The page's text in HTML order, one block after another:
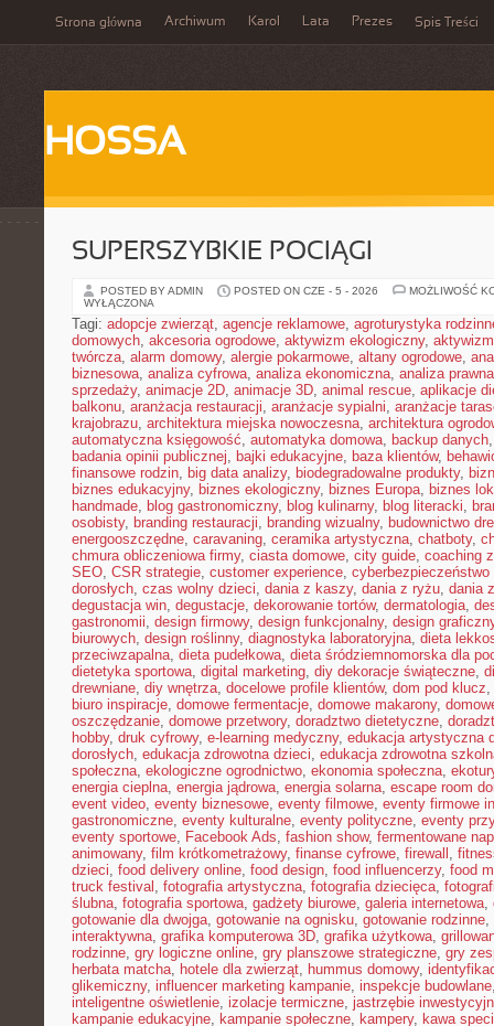
Strona główna Archiwum Karol Lata Prezes Spis Treści
HOSSA
SUPERSZYBKIE POCIĄGI
POSTED BY ADMIN POSTED ON CZE - 5 - 2026
MOŻLIWOŚĆ
WYŁĄCZONA
Tagi: adopcje zwierząt, agencje reklamowe, agroturystyka
domowych, akcesoria ogrodowe, aktywizm ekologiczny,
twórcza, alarm domowy, alergie pokarmowe, altany ogrodowe,
biznesowa, analiza cyfrowa, analiza ekonomiczna, analiza
sprzedaży, animacje 2D, animacje 3D, animal rescue, aplikacje
balkonu, aranżacja restauracji, aranżacje sypialni, aranżacje
krajobrazu, architektura miejska nowoczesna, architektura
automatyczna księgowość, automatyka domowa, backup danych
badania opinii publicznej, bajki edukacyjne, baza klientów,
finansowe rodzin, big data analizy, biodegradowalne produkty,
biznes edukacyjny, biznes ekologiczny, biznes Europa, biznes
handmade, blog gastronomiczny, blog kulinarny, blog literacki,
osobisty, branding restauracji, branding wizualny, budownictwo
energooszczędne, caravaning, ceramika artystyczna, chatboty,
chmura obliczeniowa firmy, ciasta domowe, city guide, coaching
SEO, CSR strategie, customer experience, cyberbezpieczeństwo
dorosłych, czas wolny dzieci, dania z kaszy, dania z ryżu, dania
degustacja win, degustacje, dekorowanie tortów, dermatologia,
gastronomii, design firmowy, design funkcjonalny, design
biurowych, design roślinny, diagnostyka laboratoryjna, dieta
przeciwzapalna, dieta pudełkowa, dieta śródziemnomorska dla
dietetyka sportowa, digital marketing, diy dekoracje świąteczne,
drewniane, diy wnętrza, docelowe profile klientów, dom pod klucz,
biuro inspiracje, domowe fermentacje, domowe makarony,
oszczędzanie, domowe przetwory, doradztwo dietetyczne,
hobby, druk cyfrowy, e-learning medyczny, edukacja artystyczna
dorosłych, edukacja zdrowotna dzieci, edukacja zdrowotna
społeczna, ekologiczne ogrodnictwo, ekonomia społeczna,
energia cieplna, energia jądrowa, energia solarna, escape room
event video, eventy biznesowe, eventy filmowe, eventy firmowe
gastronomiczne, eventy kulturalne, eventy polityczne, eventy
eventy sportowe, Facebook Ads, fashion show, fermentowane
animowany, film krótkometrażowy, finanse cyfrowe, firewall ,
dzieci, food delivery online, food design, food influencerzy, food
truck festival , fotografia artystyczna, fotografia dziecięca,
ślubna, fotografia sportowa, gadżety biurowe, galeria internetowa,
gotowanie dla dwojga, gotowanie na ognisku, gotowanie rodzinne,
interaktywna, grafika komputerowa 3D, grafika użytkowa,
rodzinne, gry logiczne online, gry planszowe strategiczne, gry
herbata matcha, hotele dla zwierząt, hummus domowy,
glikemiczny, influencer marketing kampanie, inspekcje budowlane
inteligentne oświetlenie, izolacje termiczne, jastrzębie
kampanie edukacyjne, kampanie społeczne, kampery, kawa